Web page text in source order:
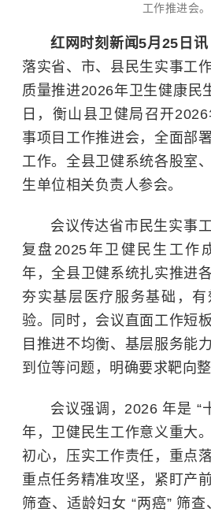
工作推进会。
红网时刻新闻5月25日讯
落实省、市、县民生实事工
质量推进2026年卫生健康民
日，衡山县卫健局召开
事项目工作推进会，全面部
工作。全县卫健系统各股室
生单位相关负责人参会。
会议传达省市民生实事
复盘2025年卫健民生工作
年，全县卫健系统扎实推进
夯实基层医疗服务基础，
验。同时，会议直面工作短
目推进不均衡、基层服务能
到位等问题，明确要求靶向
会议强调，2026 年是 “
年，卫健民生工作意义重大
初心，压实工作责任，重点
重点任务精准攻坚，紧盯产
筛查、适龄妇女 “两癌” 筛